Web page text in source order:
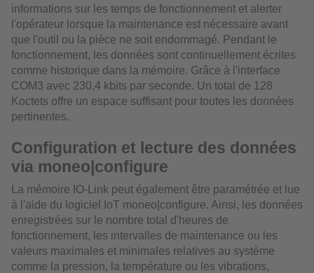
informations sur les temps de fonctionnement et alerter
l'opérateur lorsque la maintenance est nécessaire avant
que l'outil ou la pièce ne soit endommagé. Pendant le
fonctionnement, les données sont continuellement écrites
comme historique dans la mémoire. Grâce à l'interface
COM3 avec 230,4 kbits par seconde. Un total de 128
Koctets offre un espace suffisant pour toutes les données
pertinentes.
Configuration et lecture des données
via moneo|configure
La mémoire IO-Link peut également être paramétrée et lue
à l'aide du logiciel IoT moneo|configure. Ainsi, les données
enregistrées sur le nombre total d'heures de
fonctionnement, les intervalles de maintenance ou les
valeurs maximales et minimales relatives au système
comme la pression, la température ou les vibrations,